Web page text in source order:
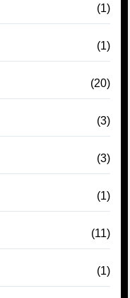
(1)
(1)
(20)
(3)
(3)
(1)
(11)
(1)